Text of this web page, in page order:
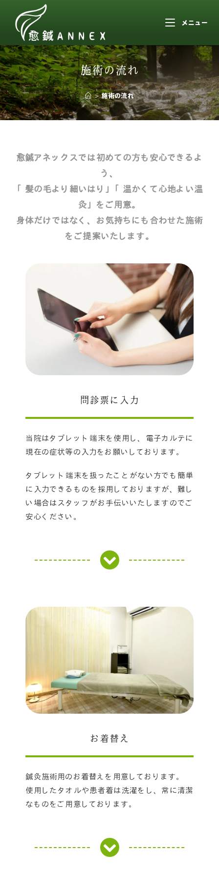
メニュー
施術の流れ
> 施術の流れ
愈鍼アネックスでは初めての方も安心できるよ
う、
「髪の毛より細いはり」「温かくて心地よい温
灸」をご用意。
身体だけではなく、お気持ちにも合わせた施術
をご提案いたします。
問診票に入力
当院はタブレット端末を使用し、電子カルテに
現在の症状等の入力をお願いしております。
タブレット端末を扱ったことがない方でも簡単
に入力できるものを採用しておりますが、難し
い場合はスタッフがお手伝いいたしますのでご
安心ください。
お着替え
鍼灸施術用のお着替えを用意しております。
使用したタオルや患者着は洗濯をし、常に清潔
なものをご用意しております。